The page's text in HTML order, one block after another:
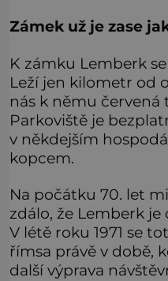
Zámek už je zase
K zámku Lemberk
Leží jen kilometr od
nás k němu červená
Parkoviště je
v někdejším
kopcem.
Na počátku 70. let
zdálo, že Lemberk je
V létě roku 1971 se
římsa právě v době,
další výprava